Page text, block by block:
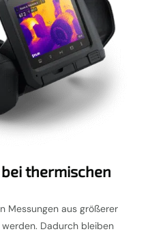
thermischen
Messungen aus größerer
Dadurch bleiben